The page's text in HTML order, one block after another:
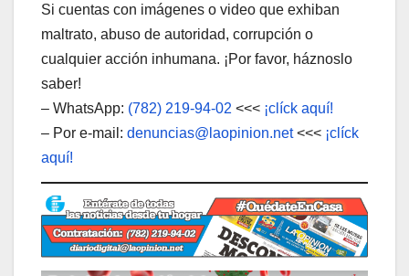
Si cuentas con imágenes o video que exhiban
maltrato, abuso de autoridad, corrupción o
cualquier acción inhumana. ¡Por favor, háznoslo
saber!
– WhatsApp: (782) 219-94-02 <<< ¡clíck aquí!
– Por e-mail: denuncias@laopinion.net<<< ¡clíck
aquí!